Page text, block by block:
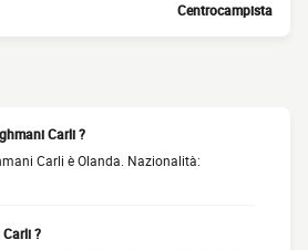
Centrocampista
Carli ?
Carli è Olanda. Nazionalità:
?